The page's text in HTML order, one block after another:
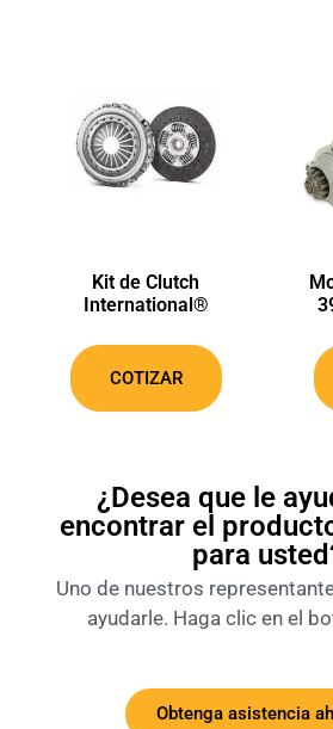
Kit de Clutch
International®
COTIZAR
¿Desea que le
encontrar el
para
Uno de nuestros
ayudarle. Haga clic en el
Obtenga asistencia